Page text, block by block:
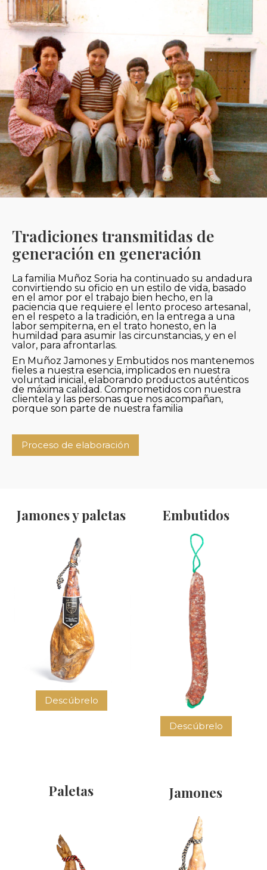
Tradiciones transmitidas de
generación en generación
La familia Muñoz Soria ha continuado su andadura
convirtiendo su oficio en un estilo de vida, basado
en el amor por el trabajo bien hecho, en la
paciencia que requiere el lento proceso artesanal,
en el respeto a la tradición, en la entrega a una
labor sempiterna, en el trato honesto, en la
humildad para asumir las circunstancias, y en el
valor, para afrontarlas.
En Muñoz Jamones y Embutidos nos mantenemos
fieles a nuestra esencia, implicados en nuestra
voluntad inicial, elaborando productos auténticos
de máxima calidad. Comprometidos con nuestra
clientela y las personas que nos acompañan,
porque son parte de nuestra familia
Proceso de elaboración
Jamones y paletas
Descúbrelo
Embutidos
Descúbrelo
Paletas Jamones